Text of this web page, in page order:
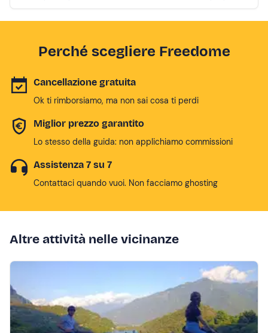
Perché scegliere Freedome
Cancellazione gratuita
Ok ti rimborsiamo, ma non sai cosa ti perdi
Miglior prezzo garantito
Lo stesso della guida: non applichiamo commissioni
Assistenza 7 su 7
Contattaci quando vuoi. Non facciamo ghosting
Altre attività nelle vicinanze